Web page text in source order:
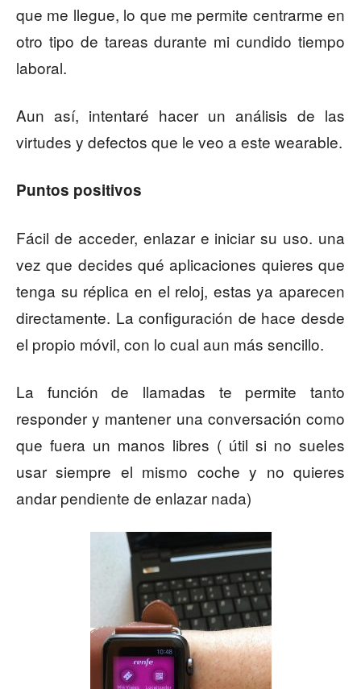
que me llegue, lo que me permite centrarme en
otro tipo de tareas durante mi cundido tiempo
laboral.
Aun así, intentaré hacer un análisis de las
virtudes y defectos que le veo a este wearable.
Puntos positivos
Fácil de acceder, enlazar e iniciar su uso. una
vez que decides qué aplicaciones quieres que
tenga su réplica en el reloj, estas ya aparecen
directamente. La configuración de hace desde
el propio móvil, con lo cual aun más sencillo.
La función de llamadas te permite tanto
responder y mantener una conversación como
que fuera un manos libres ( útil si no sueles
usar siempre el mismo coche y no quieres
andar pendiente de enlazar nada)